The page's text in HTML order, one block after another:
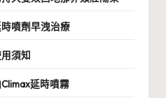
噴劑早洩治療
須知
延時噴霧